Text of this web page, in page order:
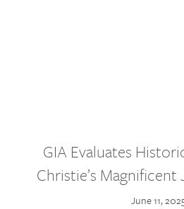
GIA Evaluates
Christie’s
June 11,